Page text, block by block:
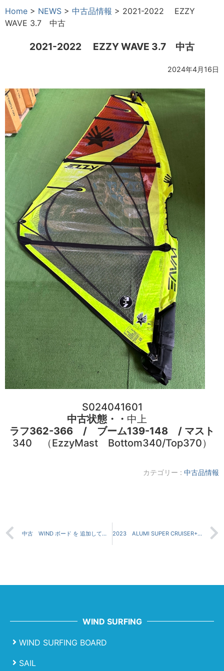
Home > NEWS > 中古品情報 > 2021-2022 EZZY
WAVE 3.7 中古
2021-2022 EZZY WAVE 3.7 中古
2024年4月16日
S024041601
中古状態・・ 中上
ラフ362-366 / ブーム139-148 / マスト
340 （EzzyMast Bottom340/Top370）
カテゴリー : 中古品情報
中古 WIND ボード を 追加しています。 2023 ALUMI SUPER CRUISER+FREERIDE FULLSET 中古
WIND SURFING
WIND SURFING BOARD
SAIL